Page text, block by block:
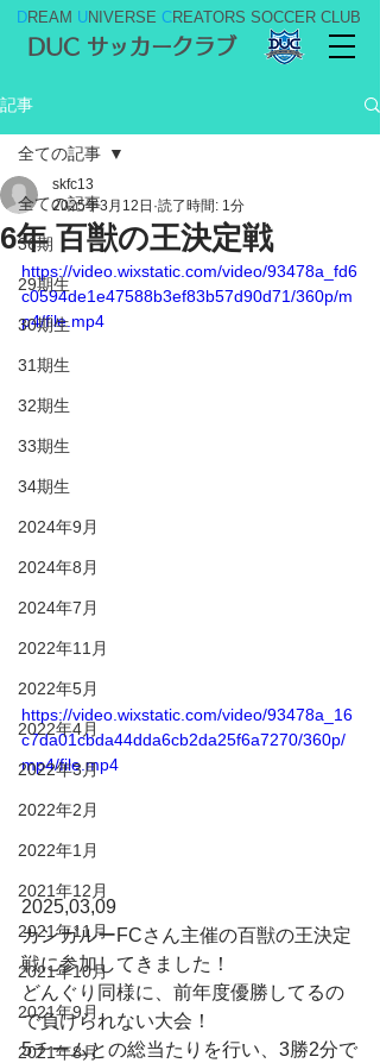
DREAM UNIVERSE CREATORS SOCCER CLUB
DUC サッカークラブ
記事
全ての記事
36期
29期生
30期生
31期生
32期生
33期生
34期生
2024年9月
2024年8月
2024年7月
2022年11月
2022年5月
2022年4月
2022年3月
2022年2月
2022年1月
2021年12月
2021年11月
2021年10月
2021年9月
2021年8月
全ての記事
6年 百獣の王決定戦
skfc13
2025年3月12日 読了時間: 1分
https://video.wixstatic.com/video/93478a_fd6
c0594de1e47588b3ef83b57d90d71/360p/m
p4/file.mp4
https://video.wixstatic.com/video/93478a_16
c7da01cbda44dda6cb2da25f6a7270/360p/
mp4/file.mp4
2025,03,09
カンガルーFCさん主催の百獣の王決定
戦に参加してきました！
どんぐり同様に、前年度優勝してるの
で負けられない大会！
5チームとの総当たりを行い、3勝2分で